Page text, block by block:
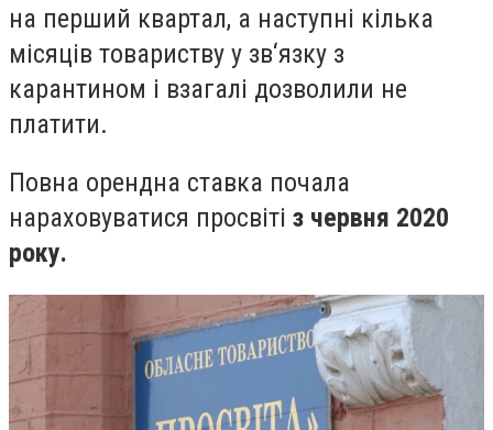
на перший квартал, а наступні кілька
місяців товариству у зв‘язку з
карантином і взагалі дозволили не
платити.
Повна орендна ставка почала
нараховуватися просвіті з червня 2020
року.